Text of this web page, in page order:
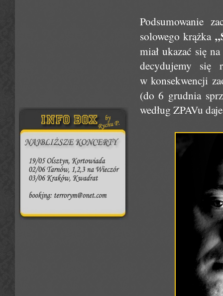
Podsumowanie
solowego krążka
miał ukazać się
decydujemy
w konsekwencji
(do 6 grudnia
według ZPAVu